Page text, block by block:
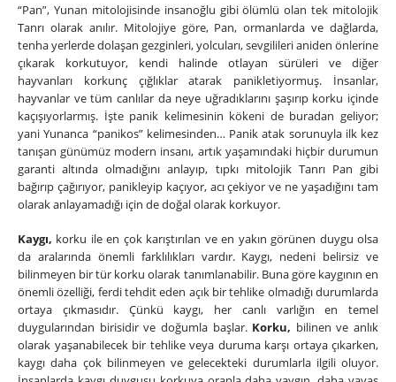
“Pan”, Yunan mitolojisinde insanoğlu gibi ölümlü olan tek mitolojik
Tanrı olarak anılır. Mitolojiye göre, Pan, ormanlarda ve dağlarda,
tenha yerlerde dolaşan gezginleri, yolcuları, sevgilileri aniden önlerine
çıkarak korkutuyor, kendi halinde otlayan sürüleri ve diğer
hayvanları korkunç çığlıklar atarak panikletiyormuş. İnsanlar,
hayvanlar ve tüm canlılar da neye uğradıklarını şaşırıp korku içinde
kaçışıyorlarmış. İşte panik kelimesinin kökeni de buradan geliyor;
yani Yunanca “panikos” kelimesinden… Panik atak sorunuyla ilk kez
tanışan günümüz modern insanı, artık yaşamındaki hiçbir durumun
garanti altında olmadığını anlayıp, tıpkı mitolojik Tanrı Pan gibi
bağırıp çağırıyor, panikleyip kaçıyor, acı çekiyor ve ne yaşadığını tam
olarak anlayamadığı için de doğal olarak korkuyor.
Kaygı, korku ile en çok karıştırılan ve en yakın görünen duygu olsa
da aralarında önemli farklılıkları vardır. Kaygı, nedeni belirsiz ve
bilinmeyen bir tür korku olarak tanımlanabilir. Buna göre kaygının en
önemli özelliği, ferdi tehdit eden açık bir tehlike olmadığı durumlarda
ortaya çıkmasıdır. Çünkü kaygı, her canlı varlığın en temel
duygularından birisidir ve doğumla başlar. Korku, bilinen ve anlık
olarak yaşanabilecek bir tehlike veya duruma karşı ortaya çıkarken,
kaygı daha çok bilinmeyen ve gelecekteki durumlarla ilgili oluyor.